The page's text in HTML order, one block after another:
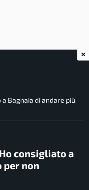
a Bagnaia di andare più
consigliato a
per non
×